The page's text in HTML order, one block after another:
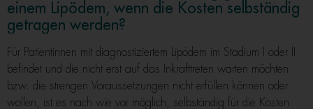
einem Lipödem, wenn die Kosten selbständig
getragen werden?
Für Patientinnen mit diagnostiziertem Lipödem im Stadium I oder II
befindet und die nicht erst auf das Inkrafttreten warten möchten
bzw. die strengen Voraussetzungen nicht erfüllen können oder
wollen, ist es nach wie vor möglich, selbständig für die Kosten